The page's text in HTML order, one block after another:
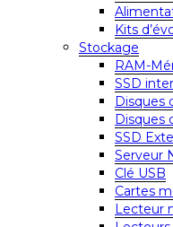
Kits
Stockage
RAM-
SSD
Disques
Disques
SSD
Serveur
Clé USB
Cartes
Lecteur